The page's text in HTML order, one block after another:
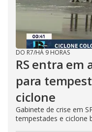
DO R7/HÁ 9 HORAS
RS entra em
para
ciclone
Gabinete de crise em
tempestades e ciclone